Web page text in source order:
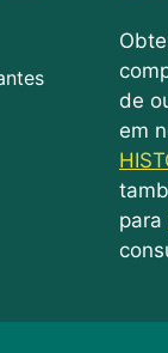
de
em
para